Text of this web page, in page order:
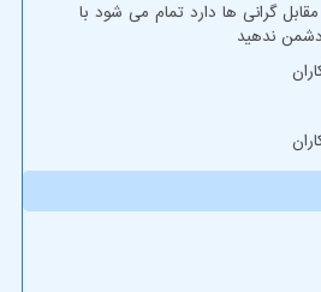
گرانی ها دارد تمام می شود با
ندهید